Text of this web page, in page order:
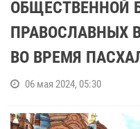
ОБЩЕСТВЕННОЙ
ПРАВОСЛАВНЫХ
ВО ВРЕМЯ
06 мая 2024, 05:30